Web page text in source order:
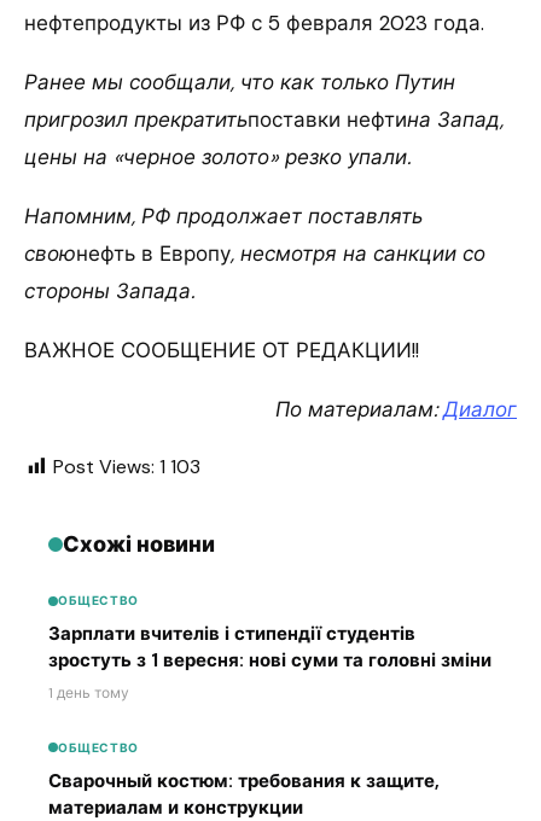
нефтепродукты из РФ с 5 февраля 2023 года.
Ранее мы сообщали, что как только Путин
пригрозил прекратитьпоставки нефтина Запад,
цены на «черное золото» резко упали.
Напомним, РФ продолжает поставлять
своюнефть в Европу, несмотря на санкции со
стороны Запада.
ВАЖНОЕ СООБЩЕНИЕ ОТ РЕДАКЦИИ!!
По материалам:Диалог
Post Views: 1 103
Схожі новини
ОБЩЕСТВО
Зарплати вчителів і стипендії студентів
зростуть з 1 вересня: нові суми та головні зміни
1 день тому
ОБЩЕСТВО
Сварочный костюм: требования к защите,
материалам и конструкции